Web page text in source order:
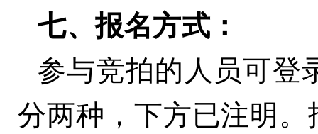
七、报名方式：
参与竞拍的人员可登
分两种，下方已注明